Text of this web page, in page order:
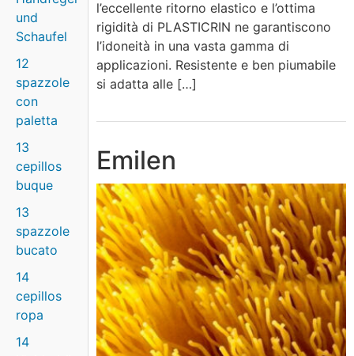
und
Schaufel
12
spazzole
con
paletta
13
cepillos
buque
13
spazzole
bucato
14
cepillos
ropa
14
l’eccellente ritorno elastico e l’ottima
rigidità di PLASTICRIN ne garantiscono
l’idoneità in una vasta gamma di
applicazioni. Resistente e ben piumabile
si adatta alle […]
Emilen